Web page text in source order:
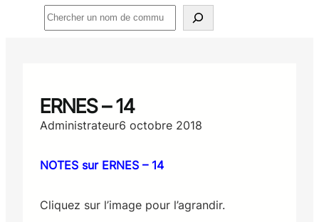
Rechercher
ERNES – 14
Administrateur6 octobre 2018
NOTES sur ERNES – 14
Cliquez sur l’image pour l’agrandir.